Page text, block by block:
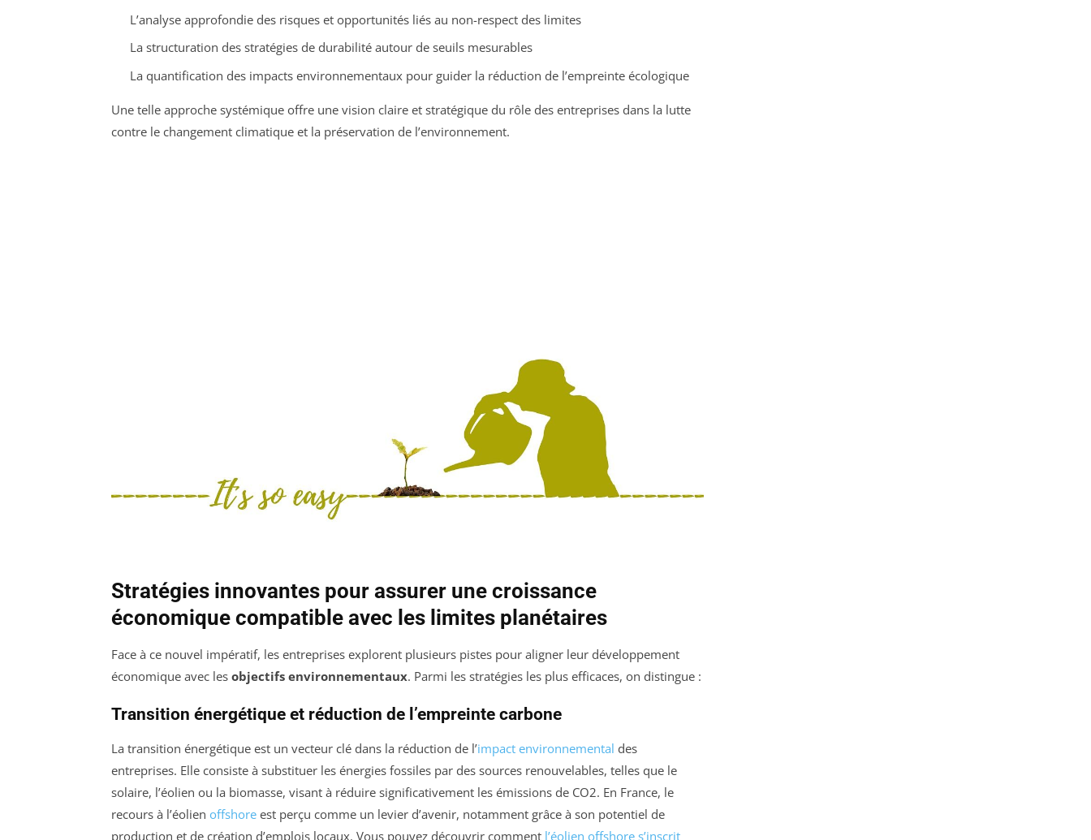
L’analyse approfondie des risques et opportunités liés au non-respect des limites
La structuration des stratégies de durabilité autour de seuils mesurables
La quantification des impacts environnementaux pour guider la réduction de l’empreinte écologique
Une telle approche systémique offre une vision claire et stratégique du rôle des entreprises dans la lutte
contre le changement climatique et la préservation de l’environnement.
Stratégies innovantes pour assurer une croissance
économique compatible avec les limites planétaires
Face à ce nouvel impératif, les entreprises explorent plusieurs pistes pour aligner leur développement
économique avec les objectifs environnementaux. Parmi les stratégies les plus efficaces, on distingue :
Transition énergétique et réduction de l’empreinte carbone
La transition énergétique est un vecteur clé dans la réduction de l’impact environnemental des
entreprises. Elle consiste à substituer les énergies fossiles par des sources renouvelables, telles que le
solaire, l’éolien ou la biomasse, visant à réduire significativement les émissions de CO2. En France, le
recours à l’éolien offshore est perçu comme un levier d’avenir, notamment grâce à son potentiel de
production et de création d’emplois locaux. Vous pouvez découvrir comment l’éolien offshore s’inscrit